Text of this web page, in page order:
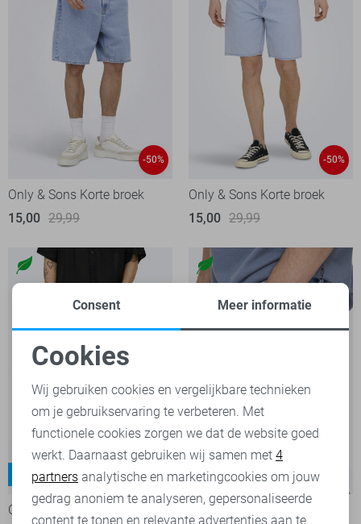
-50%
Only & Sons Korte broek
15,00 29,99
-50%
Only & Sons Korte broek
15,00 29,99
Weft -50%
Only & Sons Korte broek Only & Sons Korte broek
Noodzakelijke cookies
Personalisatie cookies
Analytische cookies
Marketing cookies
Consent Meer informatie
Cookies
Wij gebruiken cookies en vergelijkbare technieken
om je gebruikservaring te verbeteren. Met
functionele cookies zorgen we dat de website goed
werkt. Daarnaast gebruiken wij samen met 4
partners analytische en marketingcookies om jouw
gedrag anoniem te analyseren, gepersonaliseerde
content te tonen en relevante advertenties aan te